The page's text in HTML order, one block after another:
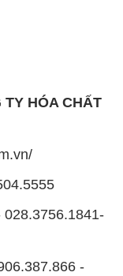
TY HÓA CHẤT
-